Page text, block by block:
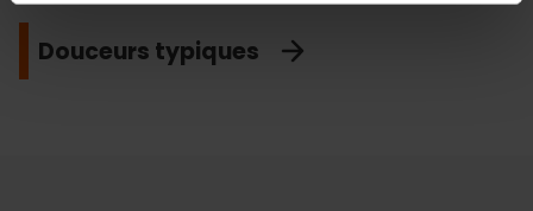
Douceurs typiques